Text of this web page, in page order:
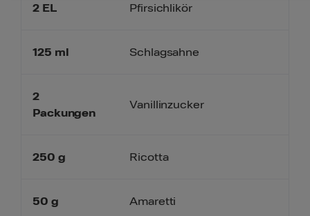
2 EL
125 ml
2
Packungen
250 g
50 g
Pfirsichlikör
Schlagsahne
Vanillinzucker
Ricotta
Amaretti